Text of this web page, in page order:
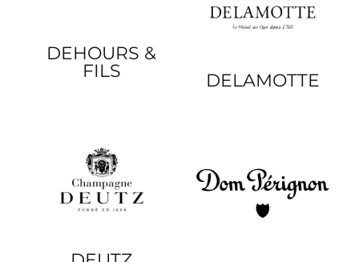
DEHOURS &
FILS
DELAMOTTE